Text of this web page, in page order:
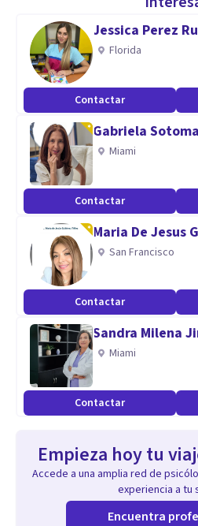
Jessica Perez
Florida
Contactar
Gabriela
Miami
Contactar
Maria De Jesus
San Francisco
Contactar
Sandra Milena
Miami
Contactar
Empieza hoy tu
Accede a una amplia red de
experiencia a tu
Encuentra